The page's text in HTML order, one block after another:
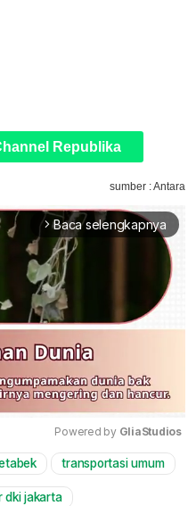
Republika
sumber : Antara
arrow_forward_ios Baca selengkapnya
Mute
Powered by GliaStudios
transportasi umum
dki jakarta